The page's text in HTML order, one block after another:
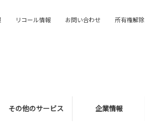
その他のサービス 企業情報
リコール情報 お問い合わせ 所有権解除